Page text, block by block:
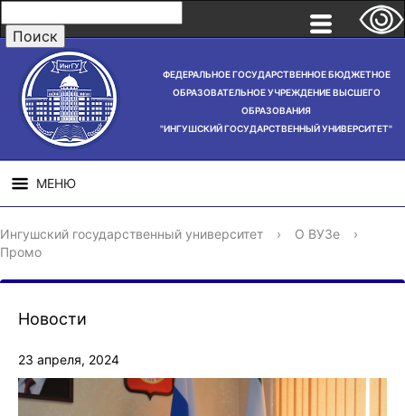
ФЕДЕРАЛЬНОЕ ГОСУДАРСТВЕННОЕ БЮДЖЕТНОЕ
ОБРАЗОВАТЕЛЬНОЕ УЧРЕЖДЕНИЕ ВЫСШЕГО
ОБРАЗОВАНИЯ
"ИНГУШСКИЙ ГОСУДАРСТВЕННЫЙ УНИВЕРСИТЕТ"
МЕНЮ
СВЕДЕНИЯ ОБ
ОБРАЗОВАТЕЛЬНОЙ
НАУЧНАЯ
ДЕЯТЕЛЬНОСТЬ
Ингушский государственный университет › О ВУЗе
›
Промо
Новости
23 апреля, 2024